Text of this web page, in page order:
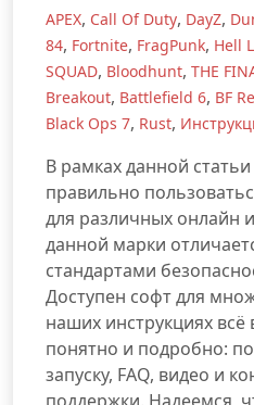
APEX, Call Of Duty, DayZ,
84, Fortnite, FragPunk, Hell
SQUAD, Bloodhunt, THE
Breakout, Battlefield 6, BF
Black Ops 7, Rust,
В рамках данной
правильно
для различных онлайн
данной марки
стандартами
Доступен софт для
наших инструкциях всё
понятно и подробно:
запуску, FAQ, видео и